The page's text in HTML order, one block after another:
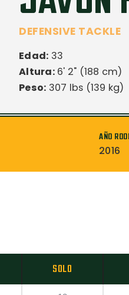
DEFENSIVE TACKLE
Edad: 33
Altura:6' 2" (188 cm)
Peso: 307 lbs (139 kg)
AÑO
2016
SOLO